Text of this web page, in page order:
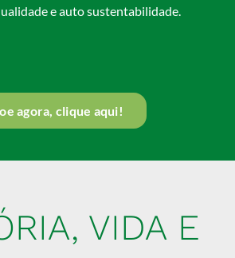
e auto sustentabilidade.
agora, clique aqui!
VIDA E